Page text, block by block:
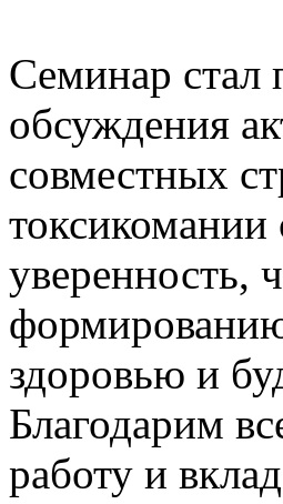
Семинар стал
обсуждения
совместных
уверенность,
здоровью и
Благодарим
работу и